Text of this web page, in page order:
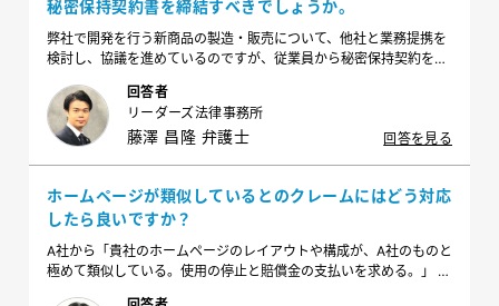
秘密保持契約書を締結すべきでしょうか。
弊社で開発を行う新商品の製造・販売について、他社と業務提携を
検討し、協議を進めているのですが、従業員から秘密保持契約を締
報の開示はしているのですが、今からでも秘密保持契約書の締結を
検討すべきでしょうか。
回答者
リーダーズ法律事務所
藤澤 昌隆 弁護士 回答を見る
ホームページが類似しているとのクレームにはどう対応
したら良いですか？
A社から「貴社のホームページのレイアウトや構成が、A社のものと
極めて類似している。使用の停止と賠償金の支払いを求める。」 と